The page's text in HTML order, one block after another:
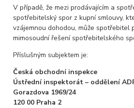
V případě, že mezi prodávajícím a
spotřebitelský spor z kupní smlouvy,
vzájemnou dohodou, může spotřebitel
mimosoudní řešení spotřebitelského
Příslušným subjektem je:
Česká obchodní inspekce
Ústřední inspektorát – oddělení
Gorazdova 1969/24
120 00 Praha 2